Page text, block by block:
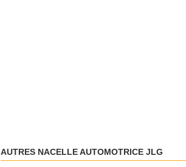
AUTRES NACELLE AUTOMOTRICE JLG